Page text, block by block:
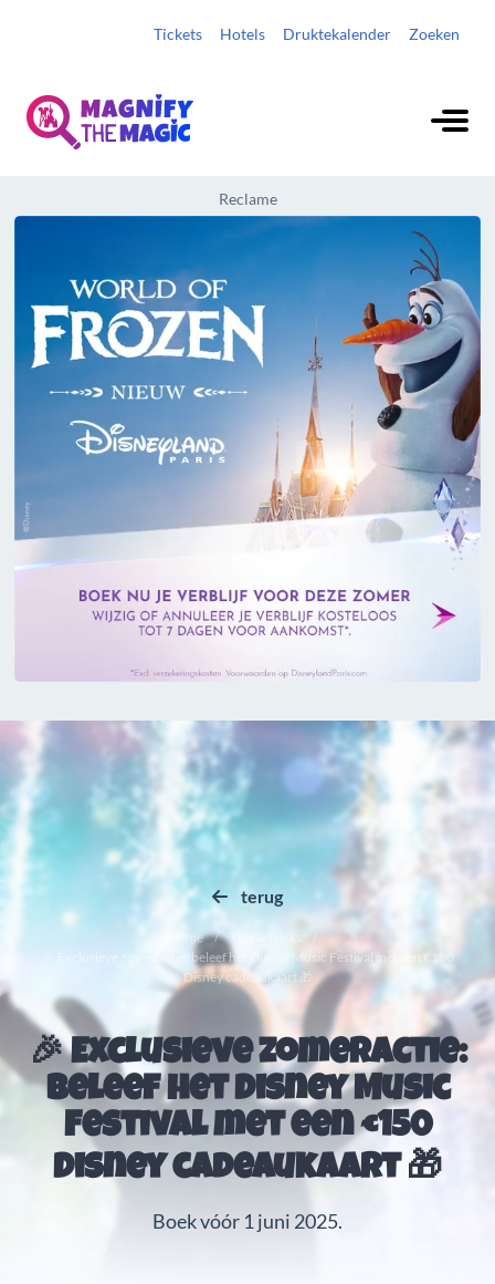
Tickets Hotels Druktekalender Zoeken
Reclame
terug
Home
Tips & Tricks
🎉 Exclusieve zomeractie: beleef het Disney Music Festival met een €150
Disney cadeaukaart 🎁
🎉 Exclusieve zomeractie:
beleef het Disney Music
Festival met een €150
Disney cadeaukaart 🎁
Boek vóór 1 juni 2025.